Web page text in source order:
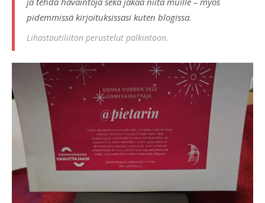
pidemmissä kirjoituksissasi kuten blogissa.
Lihastautiliiton perustelut palkintoon.